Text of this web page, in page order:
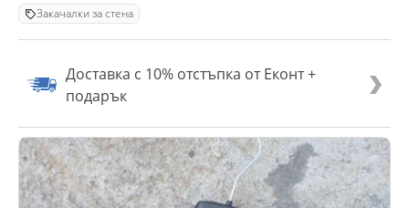
Закачалки за стена
Доставка с 10% отстъпка от Еконт +
подарък